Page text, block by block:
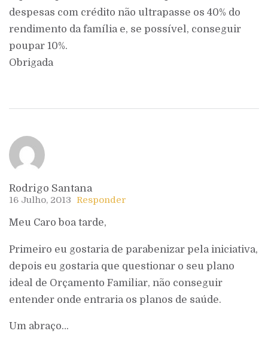
despesas com crédito não ultrapasse os 40% do
rendimento da família e, se possível, conseguir
poupar 10%.
Obrigada
Rodrigo Santana
16 Julho, 2013 Responder
Meu Caro boa tarde,
Primeiro eu gostaria de parabenizar pela iniciativa,
depois eu gostaria que questionar o seu plano
ideal de Orçamento Familiar, não conseguir
entender onde entraria os planos de saúde.
Um abraço…